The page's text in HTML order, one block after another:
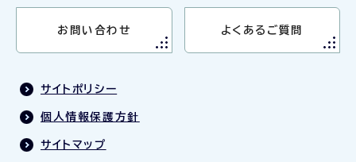
お問い合わせ よくあるご質問
サイトポリシー
個人情報保護方針
サイトマップ